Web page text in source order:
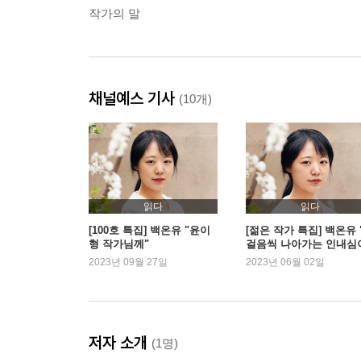
작가의 말
채널예스 기사 (10개)
읽다
[100호 특집] 백온유 "윤이
형 작가님께"
2023년 09월 27일
읽다
[젊은 작가 특집] 백온유
걸음씩 나아가는 인내심
필요한 작업"
2023년 06월 02일
저자 소개 (1명)